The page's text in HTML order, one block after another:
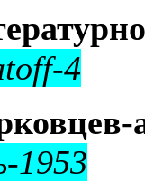
4
1953